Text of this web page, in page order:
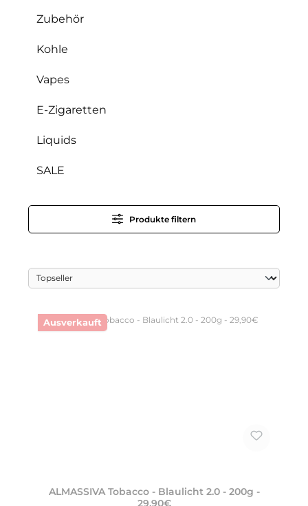
Zubehör
Kohle
Vapes
E-Zigaretten
Liquids
SALE
Produkte filtern
Ausverkauft
ALMASSIVA Tobacco - Blaulicht 2.0 - 200g -
29,90€